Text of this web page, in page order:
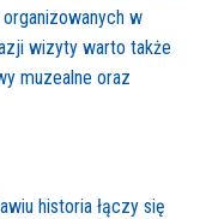
w
wizyty warto także
muzealne oraz
historia łączy się